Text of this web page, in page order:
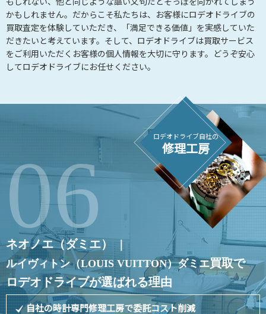
もしれない、他と同じような謳い文句だとそっぽを向かれてしまう
かもしれません。だからこそ私たちは、お客様にロデオドライブの
買取査定を体験していただき、「満足できる価値」を実感していた
だきたいと考えています。そして、ロデオドライブは買取サービス
をご利用いただくお客様の個人情報を大切に守ります。どうぞ安心
してロデオドライブにお任せください。
ロデオドライブ自社の
修理工房
ネオノエ（ダミエ）
ルイヴィトン（LOUIS VUITTON）ダミエ買取で
ロデオドライブが選ばれる理由
自社の時計専門修理工房で委託コスト削減